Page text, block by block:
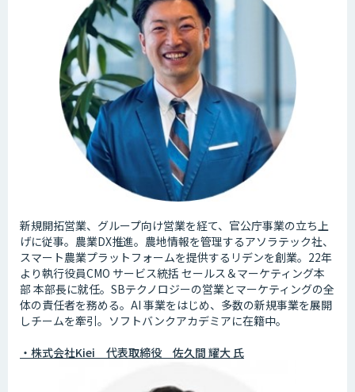
新規開拓営業、グループ向け営業を経て、官公庁事業の立ち上
げに従事。農業DX推進。農地情報を管理するアソラテック社、
スマート農業プラットフォームを提供するリデンを創業。22年
より執行役員CMO サービス統括 セールス＆マーケティング本
部 本部長に就任。SBテクノロジーの営業とマーケティングの全
体の責任者を務める。AI 事業をはじめ、多数の新規事業を展開
しチームを牽引。ソフトバンクアカデミアに在籍中。
・株式会社Kiei 代表取締役 佐久間 耀大 氏